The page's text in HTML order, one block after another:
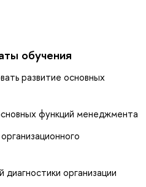
обучения
развитие основных
функций менеджмента
организации